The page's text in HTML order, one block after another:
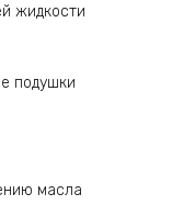
жидкости
подушки
масла